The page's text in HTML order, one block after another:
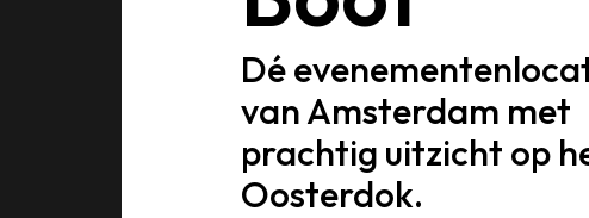
Dé
van Amsterdam met
prachtig uitzicht op
Oosterdok.